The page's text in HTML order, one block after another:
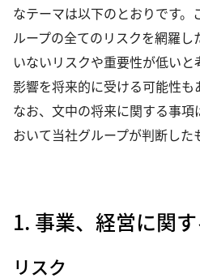
なテーマは以下のとおりです
ループの全てのリスクを網羅
いないリスクや重要性が低い
影響を将来的に受ける可能性も
なお、文中の将来に関する事
おいて当社グループが判断した
1. 事業、経営に関
リスク